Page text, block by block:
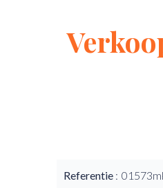
Referentie